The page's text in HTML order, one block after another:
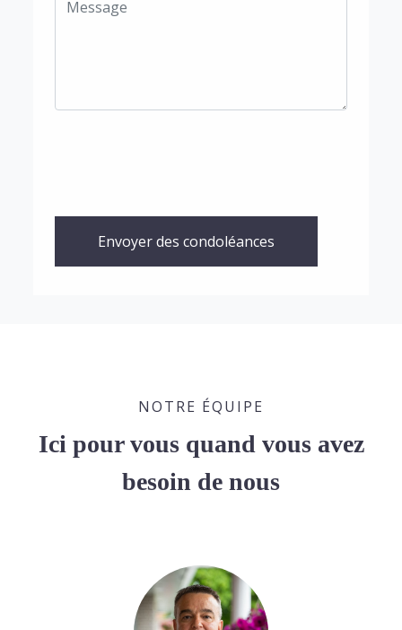
Envoyer des condoléances
NOTRE ÉQUIPE
Ici pour vous quand vous avez
besoin de nous